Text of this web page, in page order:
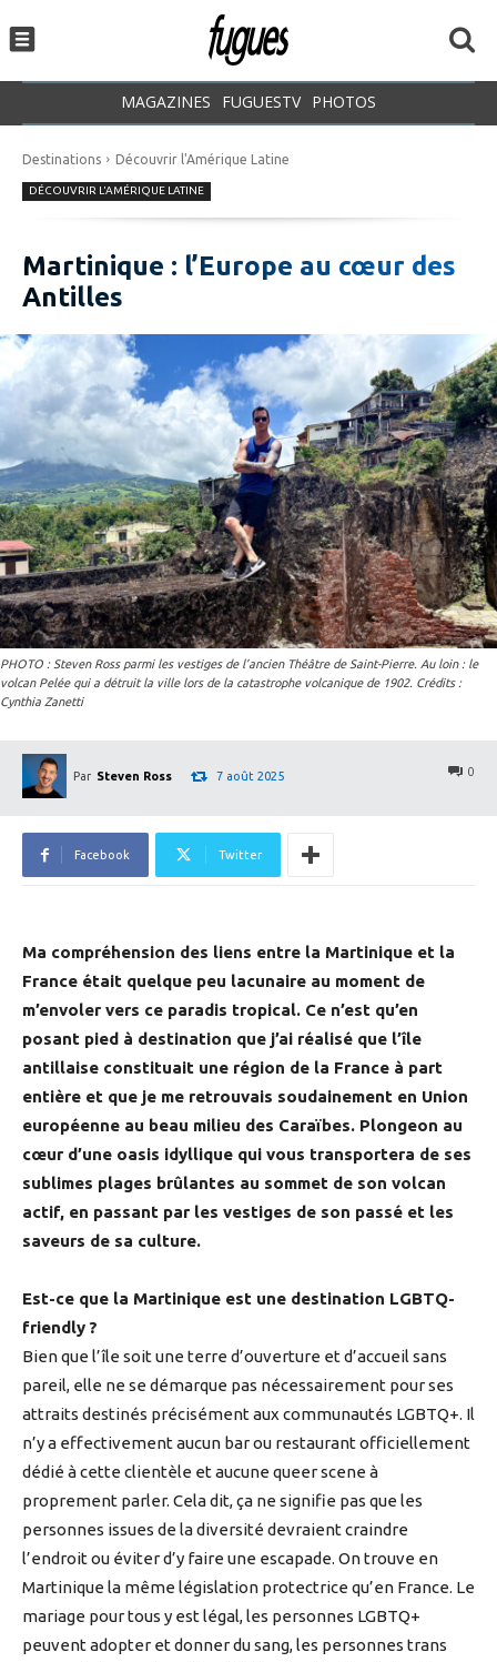
MAGAZINES FUGUESTV PHOTOS
Destinations Découvrir l'Amérique Latine
DÉCOUVRIR L'AMÉRIQUE LATINE
Martinique : l’Europe au cœur des
Antilles
PHOTO : Steven Ross parmi les vestiges de l’ancien Théâtre de Saint-Pierre. Au loin : le
volcan Pelée qui a détruit la ville lors de la catastrophe volcanique de 1902. Crédits :
Cynthia Zanetti
Par Steven Ross 0
7 août 2025
Facebook Twitter
Ma compréhension des liens entre la Martinique et la
France était quelque peu lacunaire au moment de
m’envoler vers ce paradis tropical. Ce n’est qu’en
posant pied à destination que j’ai réalisé que l’île
antillaise constituait une région de la France à part
entière et que je me retrouvais soudainement en Union
européenne au beau milieu des Caraïbes. Plongeon au
cœur d’une oasis idyllique qui vous transportera de ses
sublimes plages brûlantes au sommet de son volcan
actif, en passant par les vestiges de son passé et les
saveurs de sa culture.
Est-ce que la Martinique est une destination LGBTQ-
friendly ?
Bien que l’île soit une terre d’ouverture et d’accueil sans
pareil, elle ne se démarque pas nécessairement pour ses
attraits destinés précisément aux communautés LGBTQ+. Il
n’y a effectivement aucun bar ou restaurant officiellement
dédié à cette clientèle et aucune queer scene à
proprement parler. Cela dit, ça ne signifie pas que les
personnes issues de la diversité devraient craindre
l’endroit ou éviter d’y faire une escapade. On trouve en
Martinique la même législation protectrice qu’en France. Le
mariage pour tous y est légal, les personnes LGBTQ+
peuvent adopter et donner du sang, les personnes trans